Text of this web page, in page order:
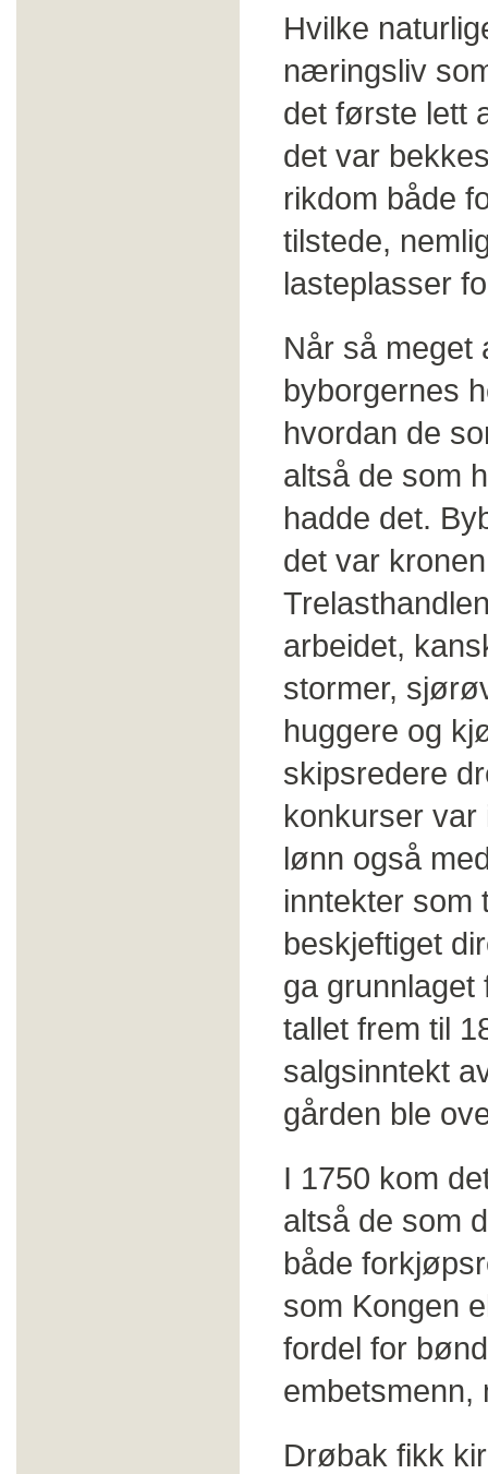
Hvilke
næringsliv
det første lett
det var
rikdom både
tilstede,
lasteplasser
Når så meget
byborgernes
hvordan de
altså de som
hadde det.
det var
arbeidet,
stormer,
huggere og
skipsredere
konkurser var
lønn også
inntekter som
beskjeftiget
ga
tallet frem til
salgsinntekt
gården ble
I 1750 kom
altså de som
både
som Kongen
fordel for
embetsmenn,
Drøbak fikk